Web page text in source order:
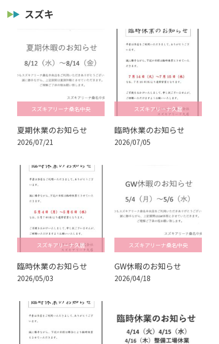
スズキ
スズキアリーナ桑名中央
夏期休業のお知らせ
2026/07/21
スズキアリーナ久居
臨時休業のお知らせ
2026/07/05
スズキアリーナ久居
臨時休業のお知らせ
2026/05/03
スズキアリーナ桑名中央
GW休暇のお知らせ
2026/04/18